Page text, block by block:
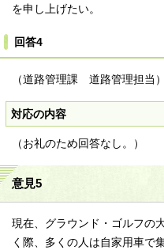
を申し上げたい。
回答4
（道路管理課 道路管理担当）
対応の内容
（お礼のため回答なし。）
意見5
現在、グラウンド・ゴルフの
く際、多くの人は自家用車で